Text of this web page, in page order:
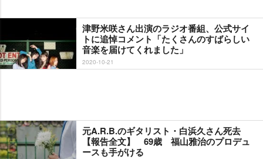
津野米咲さん出演のラジオ番組、公式サイ
トに追悼コメント「たくさんのすばらしい
音楽を届けてくれました」
2020-10-21
元A.R.B.のギタリスト・白浜久さん死去
【報告全文】 69歳 福山雅治のプロデュ
ースも手がける